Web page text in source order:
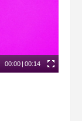
00:00 | 00:14